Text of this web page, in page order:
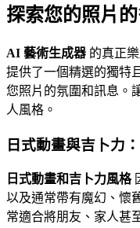
探索您的照片
AI 藝術生成器 的真正
提供了一個精選的獨特
您照片的氛圍和訊息。
人風格。
日式動畫與吉卜力
日式動畫和吉卜力風格
以及通常帶有魔幻、懷
常適合將朋友、家人甚